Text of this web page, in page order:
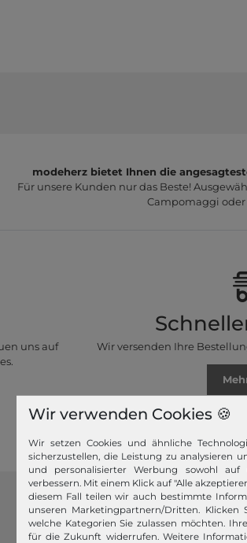
modeherz bietet Ihnen die
Für unsere Kunden nur das Beste!
Campomaggi oder
uns auf
Wir versenden Ihre
Informationen
Kontakt
Wir verwenden Cookies 🍪
Wir setzen Cookies und ähnliche
sicherzustellen, die Leistung zu analysieren
und personalisierter Werbung sowohl
verbessern. Mit einem Klick auf "Alle
diesem Fall teilen wir auch bestimmte
unseren Marketingpartnern/Dritten. Klicken
welche Kategorien Sie zulassen möchten.
für die Zukunft widerrufen. Weitere